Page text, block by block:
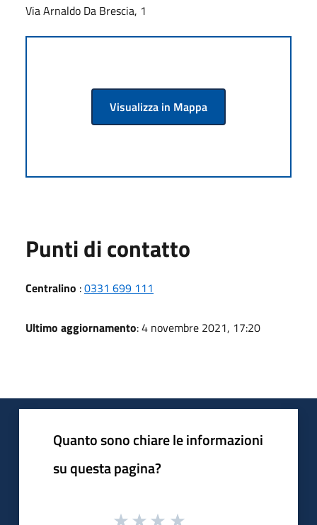
Via Arnaldo Da Brescia, 1
Visualizza in Mappa
Punti di contatto
Centralino :0331 699 111
Ultimo aggiornamento: 4 novembre 2021, 17:20
Quanto sono chiare le informazioni
su questa pagina?